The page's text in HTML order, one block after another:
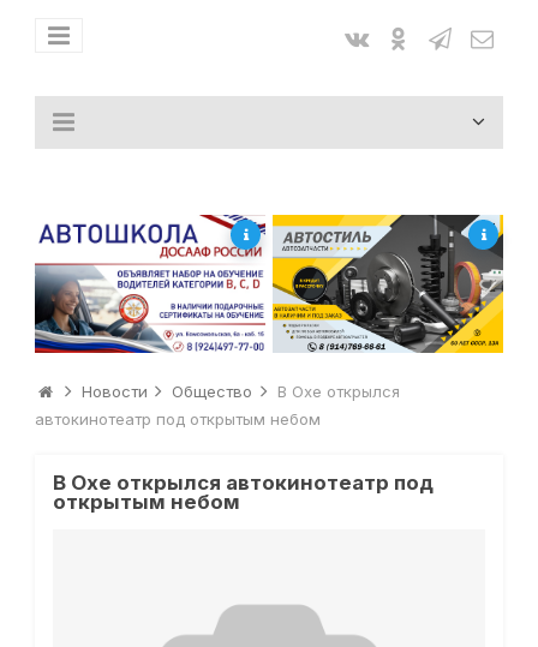
Новости Общество
В Охе открылся
автокинотеатр под открытым небом
В Охе открылся автокинотеатр под
открытым небом